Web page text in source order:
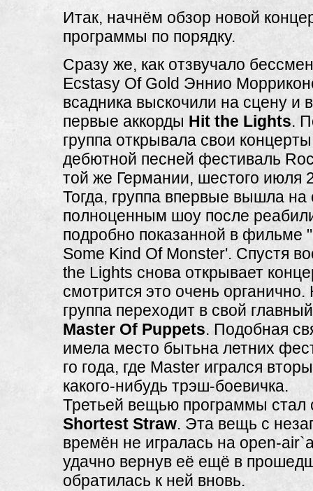
Итак, начнём обзор новой
программы по порядку.
Сразу же, как отзвучало
Ecstasy Of Gold Эннио
всадника выскочили на сцену и
первые аккорды Hit the Lights.
группа открывала свои
дебютной песней фестиваль
той же Германии, шестого июля
Тогда, группа впервые вышла на
полноценным шоу после
подробно показанной в фильме
Some Kind Of Monster'. Спустя
the Lights снова открывает
смотрится это очень
группа переходит в свой
Master Of Puppets. Подобная
имела место бытьна летних
го года, где Master игрался
какого-нибудь трэш-боевичка.
Третьей вещью программы
Shortest Straw. Эта вещь с
времён не игралась на open-
удачно вернув её ещё в
обратилась к ней вновь.